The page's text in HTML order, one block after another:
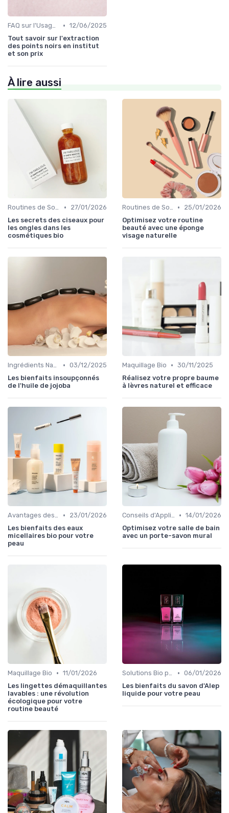
FAQ sur l'Usage des Cosmétiques Bio • 12/06/2025
Tout savoir sur l'extraction
des points noirs en institut
et son prix
À lire aussi
Routines de Soins Bio •
27/01/2026
Les secrets des ciseaux pour
les ongles dans les
cosmétiques bio
Routines de Soins Bio •
25/01/2026
Optimisez votre routine
beauté avec une éponge
visage naturelle
Ingrédients Naturels et Leurs Propriétés • 03/12/2025
Les bienfaits insoupçonnés
de l'huile de jojoba
Maquillage Bio • 30/11/2025
Réalisez votre propre baume
à lèvres naturel et efficace
Avantages des Cosmétiques Bio •
23/01/2026
Les bienfaits des eaux
micellaires bio pour votre
peau
Conseils d'Application • 14/01/2026
Optimisez votre salle de bain
avec un porte-savon mural
Maquillage Bio • 11/01/2026
Les lingettes démaquillantes
lavables : une révolution
écologique pour votre
routine beauté
Solutions Bio pour Problèmes de Peau • 06/01/2026
Les bienfaits du savon d'Alep
liquide pour votre peau